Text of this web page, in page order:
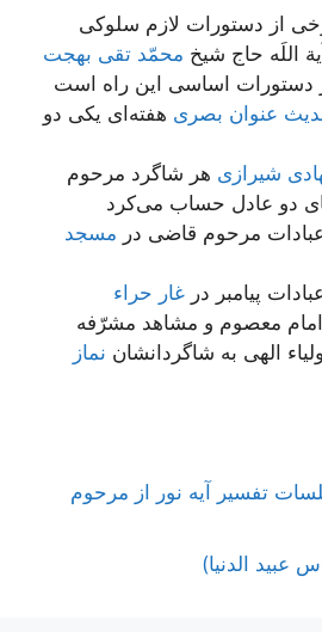
از دستورات لازم سلوکی
اللَه حاج شیخ محمّد تقی بهجت
اساسی این راه است
عنوان بصری هفته‌ای یکی دو
شیرازی هر شاگرد مرحوم
دو عادل حساب می‌کرد
عبادات مرحوم قاضی در مسجد
پیامبر در غار حراء
معصوم و مشاهد مشرّفه
الهی به شاگردانشان نماز
تفسیر آیه نور از مرحوم
عبيد الدنيا)